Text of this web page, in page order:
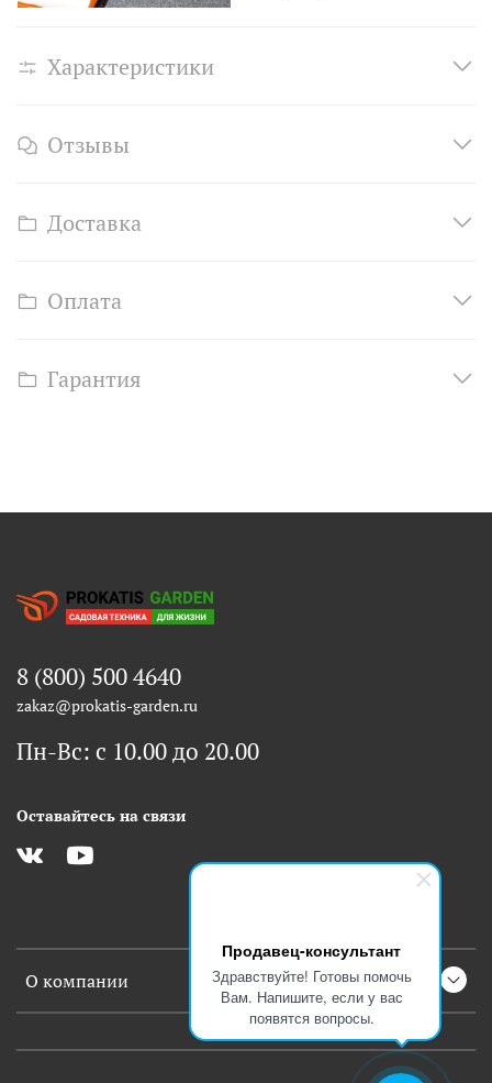
Продавец-консультант
Здравствуйте! Готовы помочь
Вам. Напишите, если у вас
появятся вопросы.
Характеристики
Отзывы
Доставка
Оплата
Гарантия
О компании
8 (800) 500 4640
zakaz@prokatis-garden.ru
Пн-Вс: с 10.00 до 20.00
Оставайтесь на связи